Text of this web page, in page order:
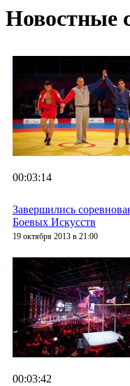
Новостные
00:03:14
Завершились
Боевых Искусств
19 октября 2013 в 21:00
00:03:42